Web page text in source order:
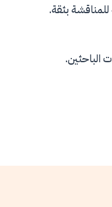
بثقة.
الباحثين.